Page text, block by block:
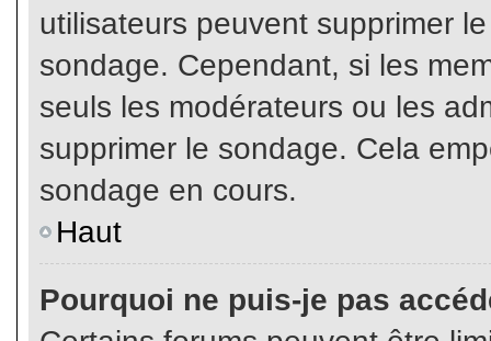
utilisateurs peuvent supprimer
sondage. Cependant, si les
seuls les modérateurs ou les
supprimer le sondage. Cela
sondage en cours.
Haut
Pourquoi ne puis-je pas